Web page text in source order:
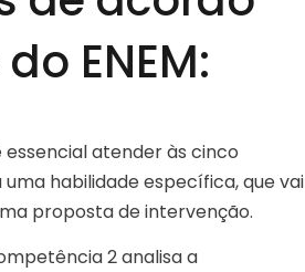
ENEM:
essencial atender às cinco
uma habilidade específica, que vai
proposta de intervenção.
2 analisa a